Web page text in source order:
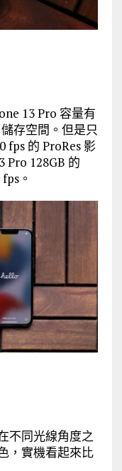
13 Pro 容量有
存空間。但是只
fps 的 ProRes 影
Pro 128GB 的
。
不同光線角度之
，實機看起來比